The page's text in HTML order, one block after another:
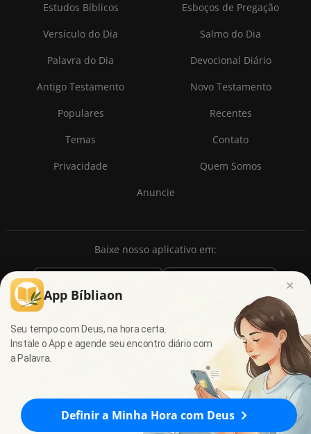
Estudos Bíblicos
Esboços de Pregação
Versículo do Dia
Salmo do Dia
Palavra do Dia
Devocional Diário
Antigo Testamento
Novo Testamento
Populares
Recentes
Temas
Contato
Privacidade
Quem Somos
Anuncie
Baixe nosso aplicativo em:
×
App Bíbliaon
Seu tempo com Deus, na hora certa.
Instale o App e agende seu encontro diário com
a Palavra.
Definir a Minha Hora com Deus